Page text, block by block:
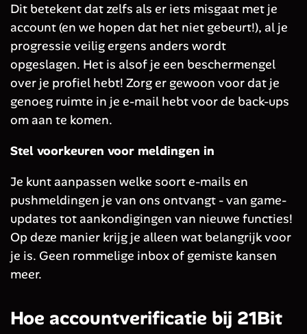
Dit betekent dat zelfs als er iets misgaat met je
account (en we hopen dat het niet gebeurt!), al je
progressie veilig ergens anders wordt
opgeslagen. Het is alsof je een beschermengel
over je profiel hebt! Zorg er gewoon voor dat je
genoeg ruimte in je e-mail hebt voor de back-ups
om aan te komen.
Stel voorkeuren voor meldingen in
Je kunt aanpassen welke soort e-mails en
pushmeldingen je van ons ontvangt - van game-
updates tot aankondigingen van nieuwe functies!
Op deze manier krijg je alleen wat belangrijk voor
je is. Geen rommelige inbox of gemiste kansen
meer.
Hoe accountverificatie bij 21Bit